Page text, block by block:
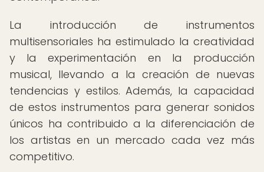
La introducción de instrumentos
multisensoriales ha estimulado la creatividad
y la experimentación en la producción
musical, llevando a la creación de nuevas
tendencias y estilos. Además, la capacidad
de estos instrumentos para generar sonidos
únicos ha contribuido a la diferenciación de
los artistas en un mercado cada vez más
competitivo.